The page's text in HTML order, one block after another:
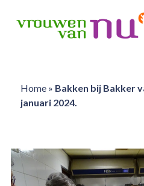
Home» Bakken bij Bakker
januari 2024.